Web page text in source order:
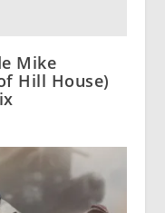
Mike
Hill House)